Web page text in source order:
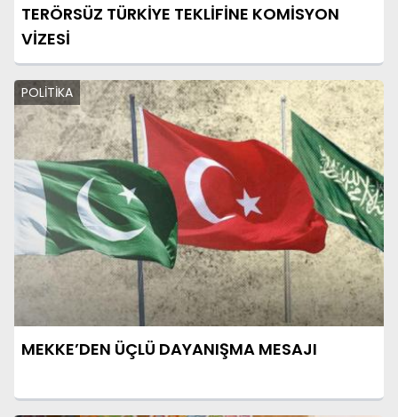
TERÖRSÜZ TÜRKİYE TEKLİFİNE KOMİSYON
VİZESİ
POLİTİKA
MEKKE’DEN ÜÇLÜ DAYANIŞMA MESAJI